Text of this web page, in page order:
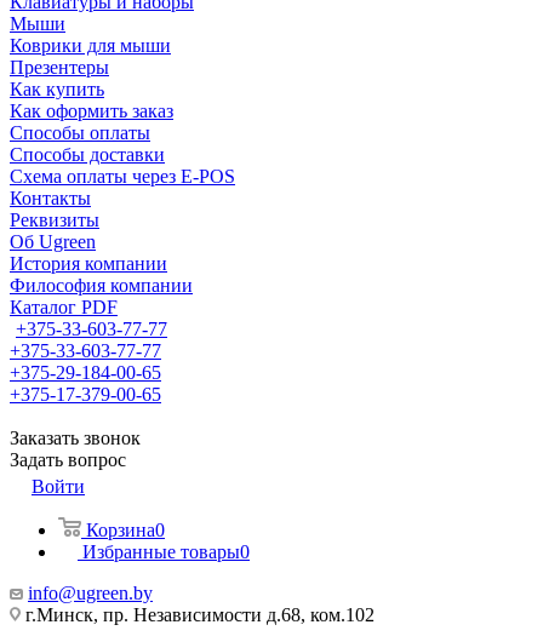
Мыши
Коврики для мыши
Презентеры
Как купить
Как оформить заказ
Способы оплаты
Способы доставки
Схема оплаты через E-POS
Контакты
Реквизиты
Об Ugreen
История компании
Философия компании
Каталог PDF
+375-33-603-77-77
+375-33-603-77-77
+375-29-184-00-65
+375-17-379-00-65
Заказать звонок
Задать вопрос
Войти
Корзина0
Избранные товары0
info@ugreen.by
г.Минск, пр. Независимости д.68, ком.102